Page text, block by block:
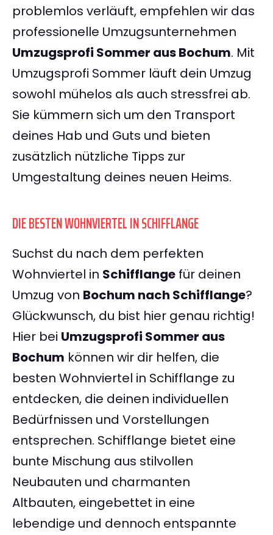
problemlos verläuft, empfehlen wir das
professionelle Umzugsunternehmen
Umzugsprofi Sommer aus Bochum. Mit
Umzugsprofi Sommer läuft dein Umzug
sowohl mühelos als auch stressfrei ab.
Sie kümmern sich um den Transport
deines Hab und Guts und bieten
zusätzlich nützliche Tipps zur
Umgestaltung deines neuen Heims.
DIE BESTEN WOHNVIERTEL IN SCHIFFLANGE
Suchst du nach dem perfekten
Wohnviertel in Schifflange für deinen
Umzug von Bochum nach Schifflange?
Glückwunsch, du bist hier genau richtig!
Hier bei Umzugsprofi Sommer aus
Bochum können wir dir helfen, die
besten Wohnviertel in Schifflange zu
entdecken, die deinen individuellen
Bedürfnissen und Vorstellungen
entsprechen. Schifflange bietet eine
bunte Mischung aus stilvollen
Neubauten und charmanten
Altbauten, eingebettet in eine
lebendige und dennoch entspannte